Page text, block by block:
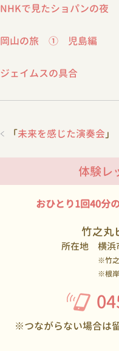
NHKで見たショパンの夜
岡山の旅 ① 児島編
ジェイムスの具合
「未来を感じた演奏会 」
体験レ
おひとり1回40分
竹之丸
所在地 横浜
※竹
※根
※つながらない場合は